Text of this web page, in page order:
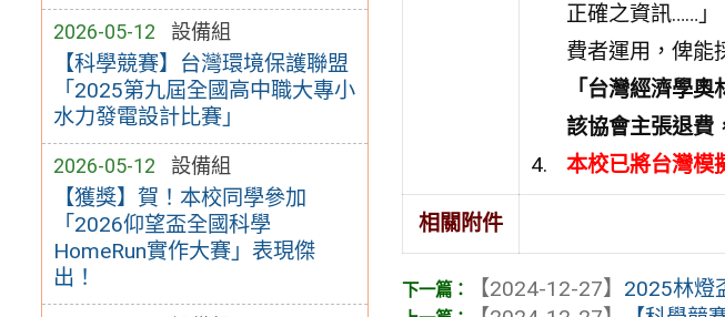
2026-05-12 設備組
【科學競賽】台灣環境保護聯盟
「2025第九屆全國高中職大專小
水力發電設計比賽」
2026-05-12 設備組
【獲獎】賀！本校同學參加
「2026仰望盃全國科學
HomeRun實作大賽」表現傑
出！
正確之資訊……
費者運用，俾能
「台灣經濟學
該協會主張退費
本校已將台灣模
相關附件
【2024-12-27】 2025林燈